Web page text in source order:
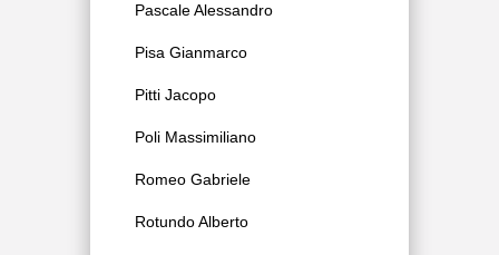
Pascale Alessandro
Pisa Gianmarco
Pitti Jacopo
Poli Massimiliano
Romeo Gabriele
Rotundo Alberto